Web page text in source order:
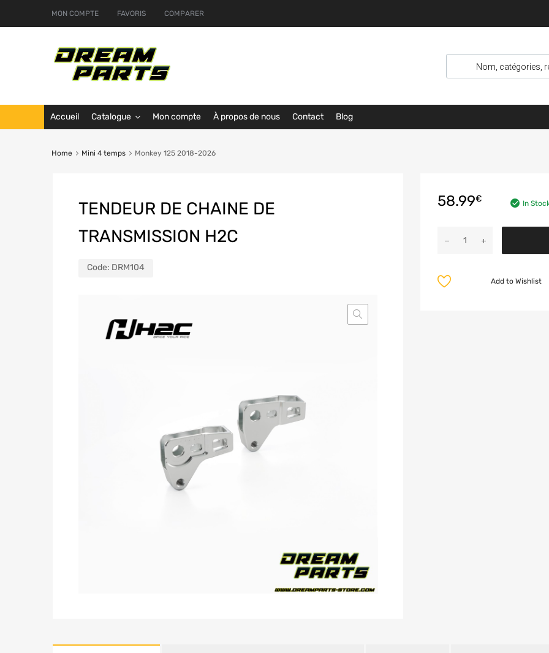
MON COMPTE FAVORIS COMPARER
Accueil Catalogue Mon compte À propos de nous Contact Blog
Home Mini 4 temps Monkey 125 2018-2026
TENDEUR DE CHAINE DE
TRANSMISSION H2C
Code: DRM104
58.99€ In
Add to Wishlist